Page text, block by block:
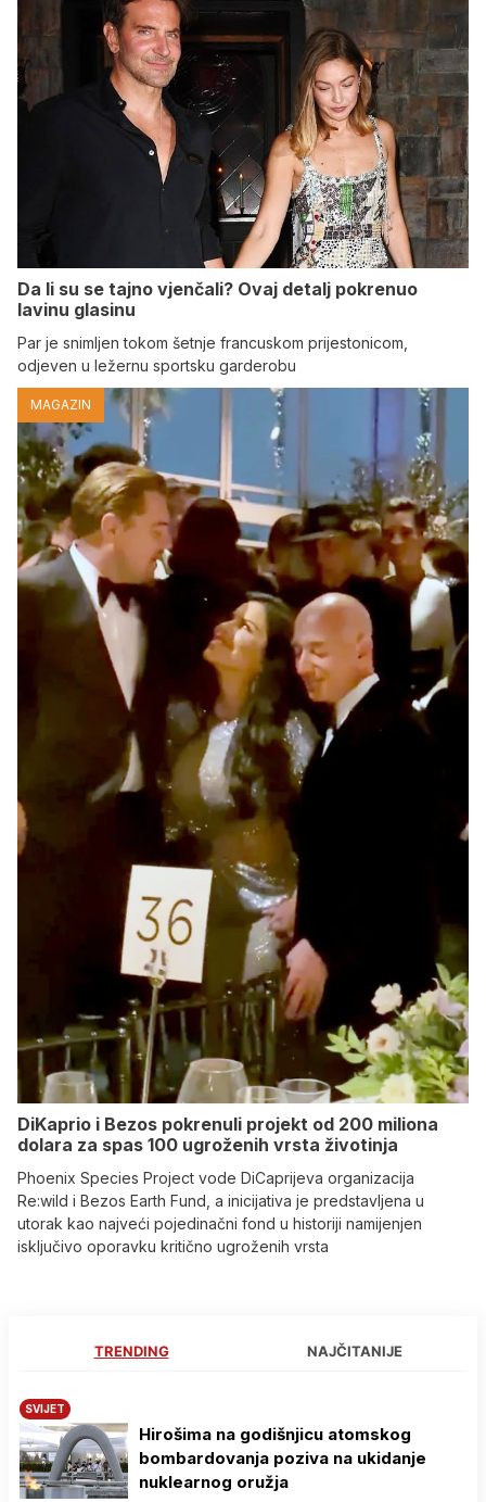
Da li su se tajno vjenčali? Ovaj detalj pokrenuo
lavinu glasinu
Par je snimljen tokom šetnje francuskom prijestonicom,
odjeven u ležernu sportsku garderobu
MAGAZIN
DiKaprio i Bezos pokrenuli projekt od 200 miliona
dolara za spas 100 ugroženih vrsta životinja
Phoenix Species Project vode DiCaprijeva organizacija
Re:wild i Bezos Earth Fund, a inicijativa je predstavljena u
utorak kao najveći pojedinačni fond u historiji namijenjen
isključivo oporavku kritično ugroženih vrsta
TRENDING NAJČITANIJE
SVIJET
Hirošima na godišnjicu atomskog
bombardovanja poziva na ukidanje
nuklearnog oružja